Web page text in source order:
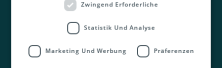
Zwingend Erforderliche
Statistik Und Analyse
Marketing Und Werbung Präferenzen